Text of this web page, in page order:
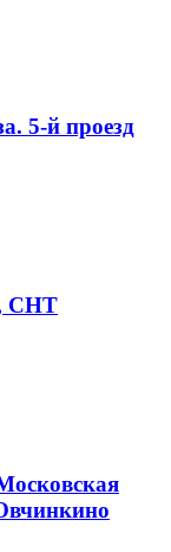
5-й проезд
СНТ